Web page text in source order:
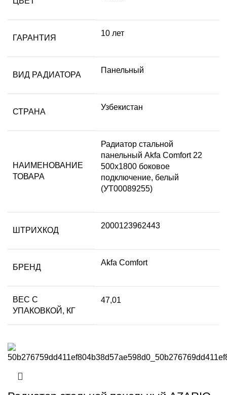
ГАРАНТИЯ
10 лет
ВИД РАДИАТОРА
Панельный
СТРАНА
Узбекистан
НАИМЕНОВАНИЕ
ТОВАРА
Радиатор стальной
панельный Akfa Comfort 22
500х1800 боковое
подключение, белый
(УТ00089255)
ШТРИХКОД
2000123962443
БРЕНД
Akfa Comfort
ВЕС С
УПАКОВКОЙ, КГ
47,01